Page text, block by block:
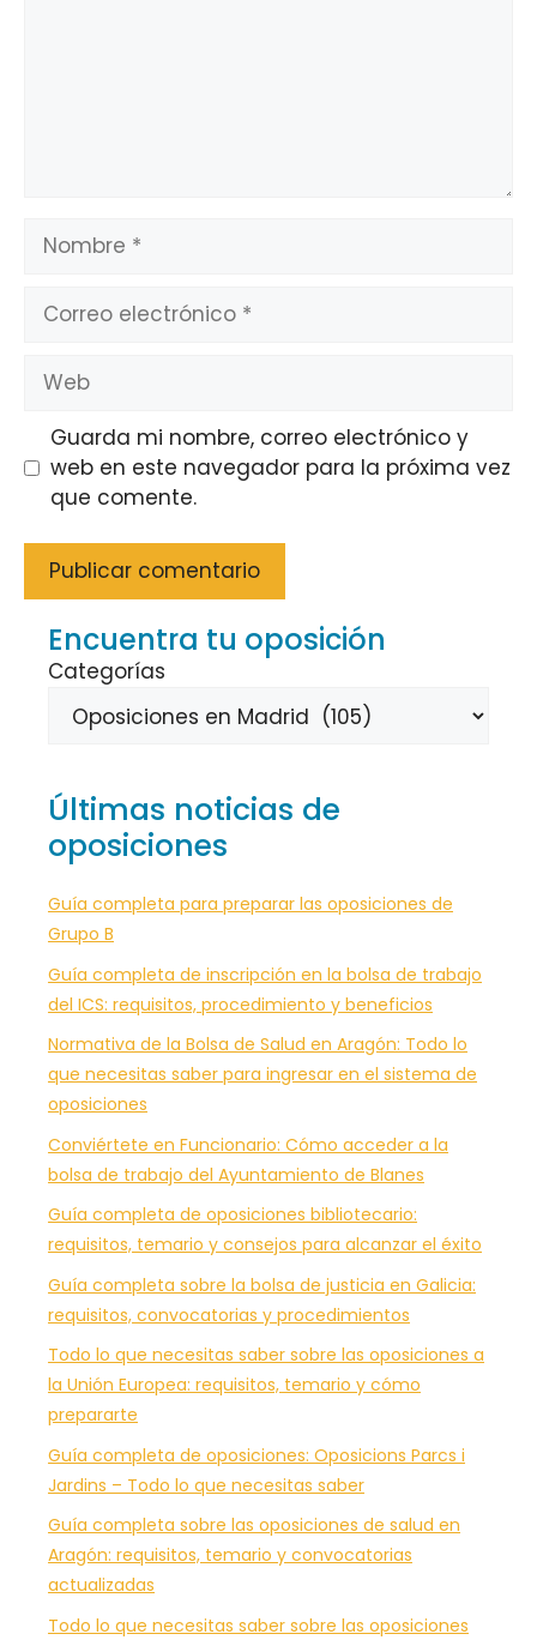
Nombre
Correo
electrónico
Web
Guarda mi nombre, correo electrónico y
web en este navegador para la próxima vez
que comente.
Encuentra tu oposición
Categorías
Últimas noticias de
oposiciones
Guía completa para preparar las oposiciones de
Grupo B
Guía completa de inscripción en la bolsa de trabajo
del ICS: requisitos, procedimiento y beneficios
Normativa de la Bolsa de Salud en Aragón: Todo lo
que necesitas saber para ingresar en el sistema de
oposiciones
Conviértete en Funcionario: Cómo acceder a la
bolsa de trabajo del Ayuntamiento de Blanes
Guía completa de oposiciones bibliotecario:
requisitos, temario y consejos para alcanzar el éxito
Guía completa sobre la bolsa de justicia en Galicia:
requisitos, convocatorias y procedimientos
Todo lo que necesitas saber sobre las oposiciones a
la Unión Europea: requisitos, temario y cómo
prepararte
Guía completa de oposiciones: Oposicions Parcs i
Jardins – Todo lo que necesitas saber
Guía completa sobre las oposiciones de salud en
Aragón: requisitos, temario y convocatorias
actualizadas
Todo lo que necesitas saber sobre las oposiciones